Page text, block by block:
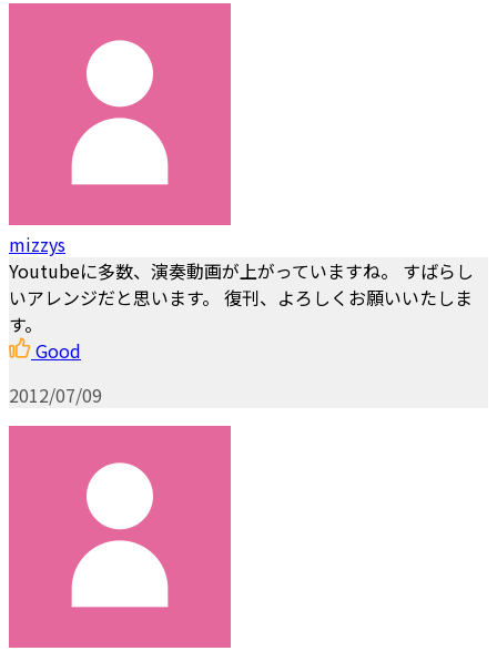
mizzys
Youtubeに多数、演奏動画が上がっていますね。 すばらし
いアレンジだと思います。 復刊、よろしくお願いいたしま
す。
Good
2012/07/09